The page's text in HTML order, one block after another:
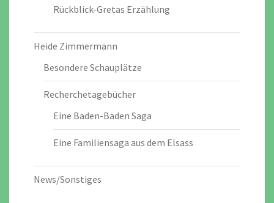
Rückblick-Gretas Erzählung
Heide Zimmermann
Besondere Schauplätze
Recherchetagebücher
Eine Baden-Baden Saga
Eine Familiensaga aus dem Elsass
News/Sonstiges